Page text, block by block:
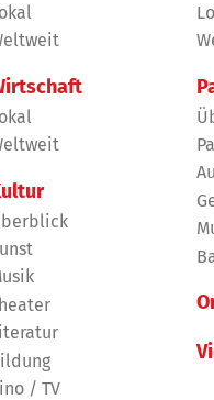
/ TV